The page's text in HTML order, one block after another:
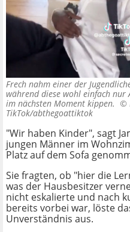
Frech nahm einer der
während diese wohl einfach
im nächsten Moment kippen. ©
TikTok/abthegoattiktok
"Wir haben Kinder", sagt
jungen Männer im
Platz auf dem Sofa
Sie fragten, ob "hier die
was der Hausbesitzer
nicht eskalierte und nach
bereits vorbei war, löste
Unverständnis aus.